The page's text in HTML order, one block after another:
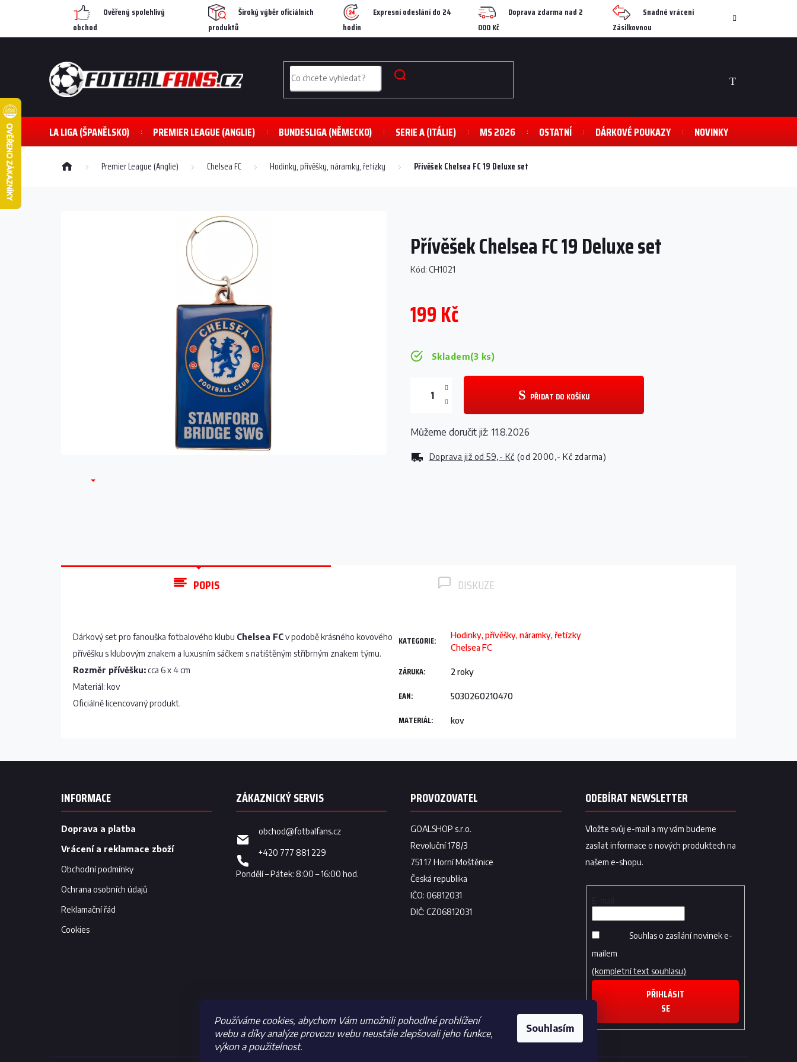
Používáme cookies, abychom Vám umožnili pohodlné prohlížení
webu a díky analýze provozu webu neustále zlepšovali jeho funkce,
výkon a použitelnost.
Souhlasím
Ověřený spolehlivý
obchod
Široký výběr oficiálních
produktů
Expresní odeslání do 24
hodin
Doprava zdarma nad 2
000 Kč
Snadné vrácení
Zásilkovnou
NÁKUPNÍ
LA LIGA (ŠPANĚLSKO) PREMIER LEAGUE (ANGLIE) BUNDESLIGA (NĚMECKO) SERIE A (ITÁLIE) MS 2026 OSTATNÍ DÁRKOVÉ POUKAZY NOVINKY
Domů Premier League (Anglie) Chelsea FC Hodinky, přívěšky, náramky, řetízky Přívěšek Chelsea FC 19 Deluxe set
Přívěšek Chelsea FC 19 Deluxe set
Kód: CH1021
199 Kč
Skladem(3 ks)
Doprava již od 59,- Kč (od 2000,- Kč zdarma)
PŘIDAT DO KOŠÍKU
Můžeme doručit již: 11.8.2026
POPIS DISKUZE
Dárkový set pro fanouška fotbalového klubu Chelsea FCv podobě krásného kovového
přívěšku s klubovým znakem a luxusním sáčkem s natištěným stříbrným znakem týmu.
Rozměr přívěšku:cca 6 x 4 cm
Materiál: kov
Oficiálně licencovaný produkt.
KATEGORIE:
Hodinky, přívěšky, náramky, řetízky
Chelsea FC
ZÁRUKA: 2 roky
EAN: 5030260210470
MATERIÁL: kov
Z
INFORMACE
Doprava a platba
Vrácení a reklamace zboží
Obchodní podmínky
Ochrana osobních údajů
Reklamační řád
Cookies
obchod@fotbalfans.cz
+420 777 881 229
ODEBÍRAT NEWSLETTER
Vložte svůj e-mail a my vám budeme
zasílat informace o nových produktech na
našem e-shopu.
Souhlas o zasílání novinek e-
mailem
(kompletní text souhlasu)
PŘIHLÁSIT
SE